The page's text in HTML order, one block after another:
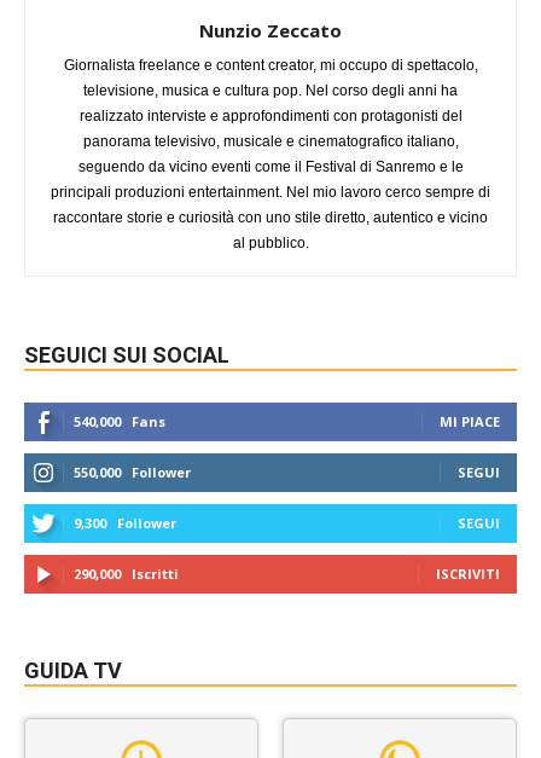
Nunzio Zeccato
Giornalista freelance e content creator, mi occupo di spettacolo,
televisione, musica e cultura pop. Nel corso degli anni ha
realizzato interviste e approfondimenti con protagonisti del
panorama televisivo, musicale e cinematografico italiano,
seguendo da vicino eventi come il Festival di Sanremo e le
principali produzioni entertainment. Nel mio lavoro cerco sempre di
raccontare storie e curiosità con uno stile diretto, autentico e vicino
al pubblico.
SEGUICI SUI SOCIAL
540,000 Fans MI PIACE
550,000 Follower SEGUI
9,300 Follower SEGUI
290,000 Iscritti ISCRIVITI
GUIDA TV